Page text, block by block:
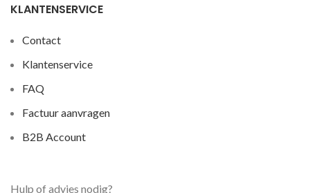
KLANTENSERVICE
Contact
Klantenservice
FAQ
Factuur aanvragen
B2B Account
Hulp of advies nodig?